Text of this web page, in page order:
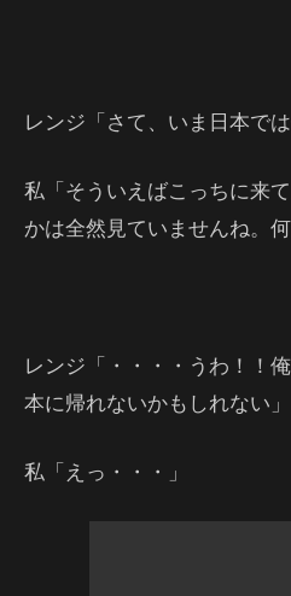
レンジ「さて、いま日本で
私「そういえばこっちに来
かは全然見ていませんね。
レンジ「・・・・うわ！！
本に帰れないかもしれない」
私「えっ・・・」